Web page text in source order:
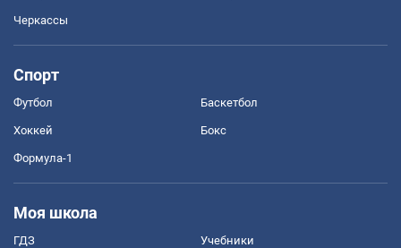
Черкассы
Спорт
Футбол Баскетбол
Хоккей Бокс
Формула-1
Моя школа
ГДЗ Учебники